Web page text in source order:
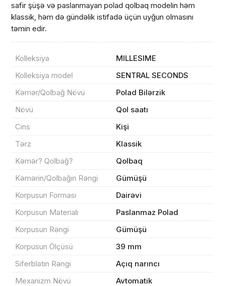
safir şüşə və paslanmayan polad qolbaq modelin həm
klassik, həm də gündəlik istifadə üçün uyğun olmasını
təmin edir.
Kolleksiya
MILLESIME
Kolleksiya model
SENTRAL SECONDS
Kəmər/Qolbağ Növü
Polad Bilərzik
Növü
Qol saatı
Cins
Kişi
Tərz
Klassik
Kəmər? Qolbağ?
Qolbaq
Kəmərin/Qolbağın Rəngi
Gümüşü
Korpusun Forması
Dairəvi
Korpusun Materialı
Paslanmaz Polad
Korpusun Rəngi
Gümüşü
Korpusun Ölçüsü
39 mm
Siferblatın Rəngi
Açıq narıncı
Mexanizm Növü
Avtomatik
Endirim
Çatdırılma
Yekun məbləğ
Sifarişi rəsmiləşdir
OK